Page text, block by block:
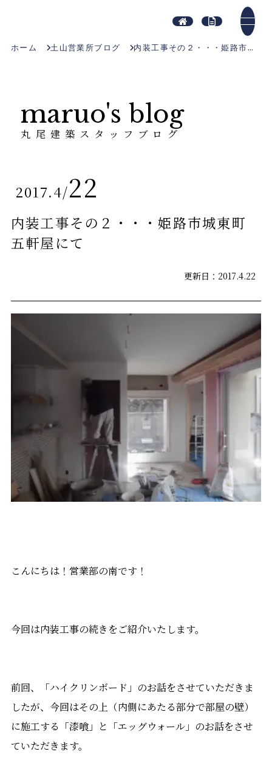
ホーム 土山営業所ブログ 内装工事その２・・・姫路市城東町五軒屋にて
maruo's blog
丸尾建築スタッフブログ
2017.4/22
内装工事その２・・・姫路市城東町
五軒屋にて
更新日：2017.4.22
こんにちは！営業部の南です！
今回は内装工事の続きをご紹介いたします。
前回、「ハイクリンボード」のお話をさせていただきま
したが、今回はその上（内側にあたる部分で部屋の壁）
に施工する「漆喰」と「エッグウォール」のお話をさせ
ていただきます。